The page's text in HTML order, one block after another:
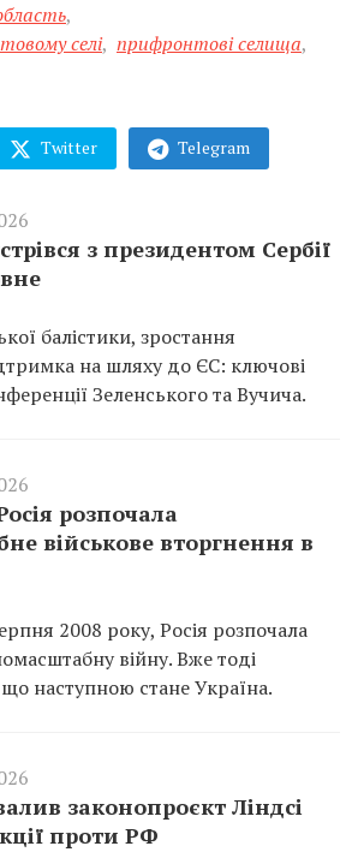
,
селі, прифронтові селища,
Twitter Telegram
з президентом Сербії
балістики, зростання
на шляху до ЄС: ключові
Зеленського та Вучича.
розпочала
військове вторгнення в
2008 року, Росія розпочала
війну. Вже тоді
наступною стане Україна.
законопроєкт Ліндсі
проти РФ